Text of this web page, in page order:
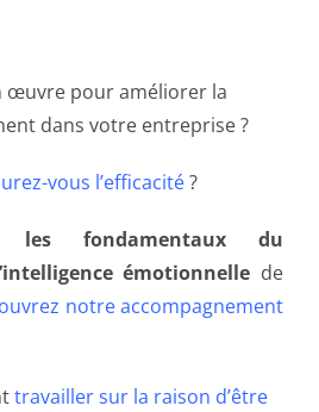
œuvre pour améliorer la
dans votre entreprise ?
vous l’efficacité?
les fondamentaux du
émotionnelle de
notre accompagnement
travailler sur la raison d’être